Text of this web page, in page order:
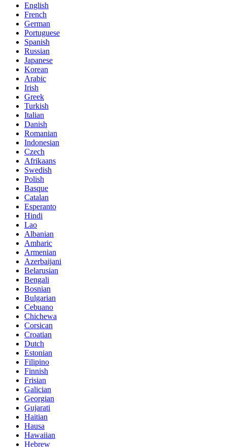
English
French
German
Portuguese
Spanish
Russian
Japanese
Korean
Arabic
Irish
Greek
Turkish
Italian
Danish
Romanian
Indonesian
Czech
Afrikaans
Swedish
Polish
Basque
Catalan
Esperanto
Hindi
Lao
Albanian
Amharic
Armenian
Azerbaijani
Belarusian
Bengali
Bosnian
Bulgarian
Cebuano
Chichewa
Corsican
Croatian
Dutch
Estonian
Filipino
Finnish
Frisian
Galician
Georgian
Gujarati
Haitian
Hausa
Hawaiian
Hebrew